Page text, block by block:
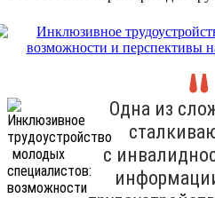
Одна из
с